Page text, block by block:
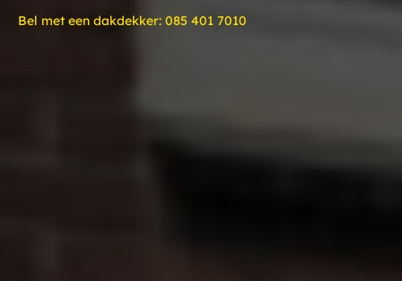
Bel met een dakdekker: 085 401 7010